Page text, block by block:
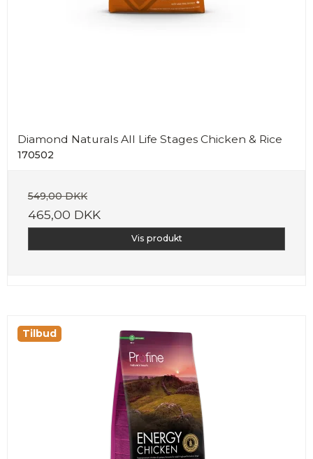
Diamond Naturals All Life Stages Chicken & Rice
170502
549,00 DKK
465,00 DKK
Vis produkt
Tilbud